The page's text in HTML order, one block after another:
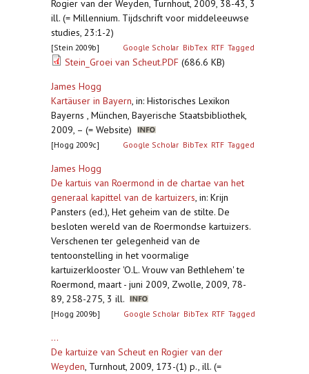
Rogier van der Weyden, Turnhout, 2009, 38-43, 3
ill. (= Millennium. Tijdschrift voor middeleeuwse
studies, 23:1-2)
[Stein 2009b] Google Scholar BibTex RTF Tagged
Stein_Groei van Scheut.PDF (686.6 KB)
James Hogg
Kartäuser in Bayern, in: Historisches Lexikon
Bayerns , München, Bayerische Staatsbibliothek,
2009, – (= Website)
[Hogg 2009c] Google Scholar BibTex RTF Tagged
James Hogg
De kartuis van Roermond in de chartae van het
generaal kapittel van de kartuizers, in: Krijn
Pansters (ed.), Het geheim van de stilte. De
besloten wereld van de Roermondse kartuizers.
Verschenen ter gelegenheid van de
tentoonstelling in het voormalige
kartuizerklooster 'O.L. Vrouw van Bethlehem' te
Roermond, maart - juni 2009, Zwolle, 2009, 78-
89, 258-275, 3 ill.
[Hogg 2009b] Google Scholar BibTex RTF Tagged
...
De kartuize van Scheut en Rogier van der
Weyden, Turnhout, 2009, 173-(1) p., ill. (=